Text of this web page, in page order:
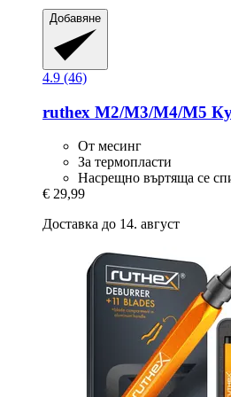
Добавяне
4.9 (46)
ruthex M2/M3/M4/M5
От месинг
За термопласти
Насрещно въртяща се
€ 29,99
Доставка до 14. август